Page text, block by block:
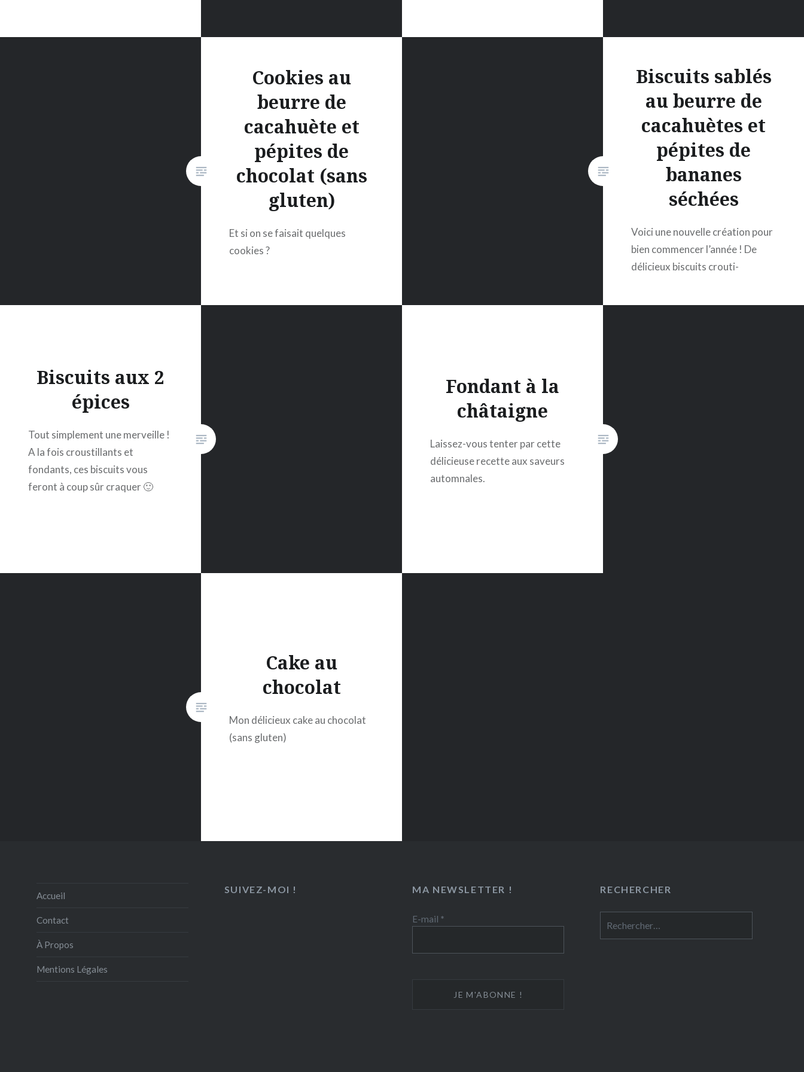
Cookies au
beurre de
cacahuète et
pépites de
chocolat (sans
gluten)
Et si on se faisait quelques
cookies ?
Biscuits sablés
au beurre de
cacahuètes et
pépites de
bananes
séchées
Voici une nouvelle création pour
bien commencer l’année ! De
délicieux biscuits crouti-
Biscuits aux 2
épices
Tout simplement une merveille !
A la fois croustillants et
fondants, ces biscuits vous
feront à coup sûr craquer 🙂
Fondant à la
châtaigne
Laissez-vous tenter par cette
délicieuse recette aux saveurs
automnales.
Cake au
chocolat
Mon délicieux cake au chocolat
(sans gluten)
Accueil
Contact
À Propos
Mentions Légales
SUIVEZ-MOI ! MA NEWSLETTER !
E-mail *
RECHERCHER